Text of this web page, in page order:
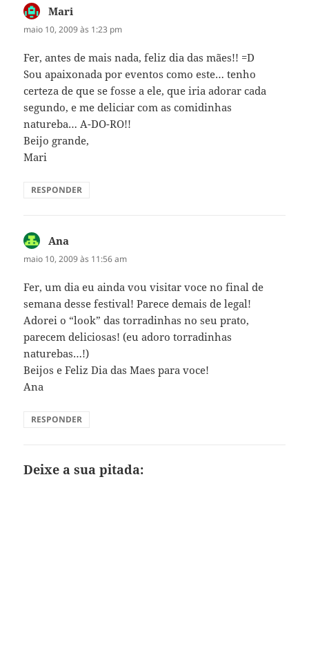
Mari
maio 10, 2009 às 1:23 pm
Fer, antes de mais nada, feliz dia das mães!! =D
Sou apaixonada por eventos como este… tenho
certeza de que se fosse a ele, que iria adorar cada
segundo, e me deliciar com as comidinhas
natureba… A-DO-RO!!
Beijo grande,
Mari
RESPONDER
Ana
maio 10, 2009 às 11:56 am
Fer, um dia eu ainda vou visitar voce no final de
semana desse festival! Parece demais de legal!
Adorei o “look” das torradinhas no seu prato,
parecem deliciosas! (eu adoro torradinhas
naturebas…!)
Beijos e Feliz Dia das Maes para voce!
Ana
RESPONDER
Deixe a sua pitada: